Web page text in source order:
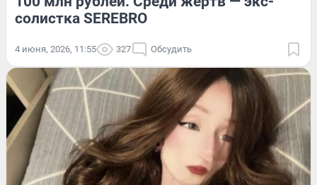
солистка SEREBRO
4 июня, 2026, 11:55 327 Обсудить